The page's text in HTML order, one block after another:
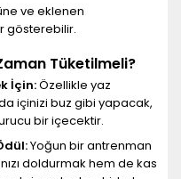
ve eklenen
gösterebilir.
Tüketilmeli?
İçin:Özellikle yaz
içinizi buz gibi yapacak,
bir içecektir.
Yoğun bir antrenman
doldurmak hem de kas